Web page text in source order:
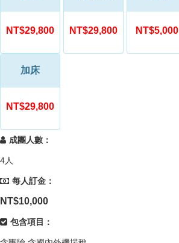
NT$29,800 NT$29,800 NT$5,000
加床
NT$29,800
成團人數：
4人
每人訂金：
NT$10,000
包含項目：